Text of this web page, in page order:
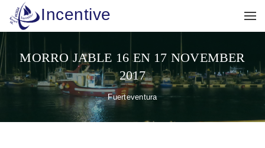
Incentive
MORRO JABLE 16 EN 17 NOVEMBER
2017
Fuerteventura